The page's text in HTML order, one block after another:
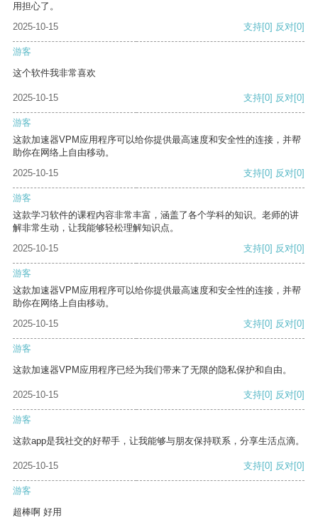
用担心了。
2025-10-15
支持[0] 反对[0]
游客
这个软件我非常喜欢
2025-10-15 支持[0] 反对[0]
游客
这款加速器VPM应用程序可以给你提供最高速度和安全性的连接，并帮
助你在网络上自由移动。
2025-10-15
支持[0] 反对[0]
游客
这款学习软件的课程内容非常丰富，涵盖了各个学科的知识。老师的讲
解非常生动，让我能够轻松理解知识点。
2025-10-15
支持[0] 反对[0]
游客
这款加速器VPM应用程序可以给你提供最高速度和安全性的连接，并帮
助你在网络上自由移动。
2025-10-15
支持[0] 反对[0]
游客
这款加速器VPM应用程序已经为我们带来了无限的隐私保护和自由。
2025-10-15 支持[0] 反对[0]
游客
这款app是我社交的好帮手，让我能够与朋友保持联系，分享生活点滴。
2025-10-15 支持[0] 反对[0]
游客
超棒啊 好用